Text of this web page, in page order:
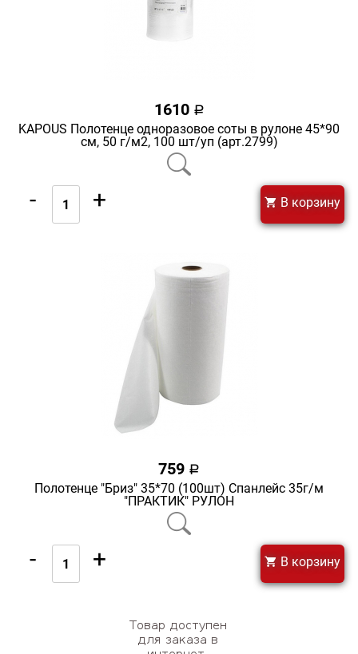
1610 a
KAPOUS Полотенце одноразовое соты в рулоне 45*90
cм, 50 г/м2, 100 шт/уп (арт.2799)
- + В корзину
759 a
Полотенце "Бриз" 35*70 (100шт) Спанлейс 35г/м
"ПРАКТИК" РУЛОН
- + В корзину